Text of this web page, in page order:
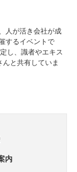
人が活き会社が成
するイベントで
し、識者やエキス
と共有していま
内